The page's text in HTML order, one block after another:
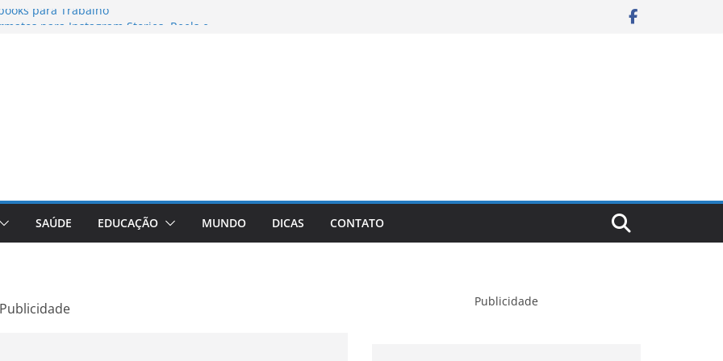
para Trabalho
A Comprehensive Review of the
Loss Pill
SAÚDE EDUCAÇÃO MUNDO DICAS CONTATO
Publicidade Publicidade